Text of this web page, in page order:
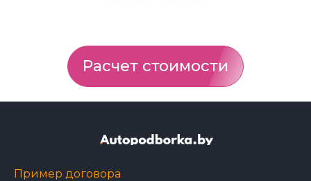
Расчет стоимости
Пример договора